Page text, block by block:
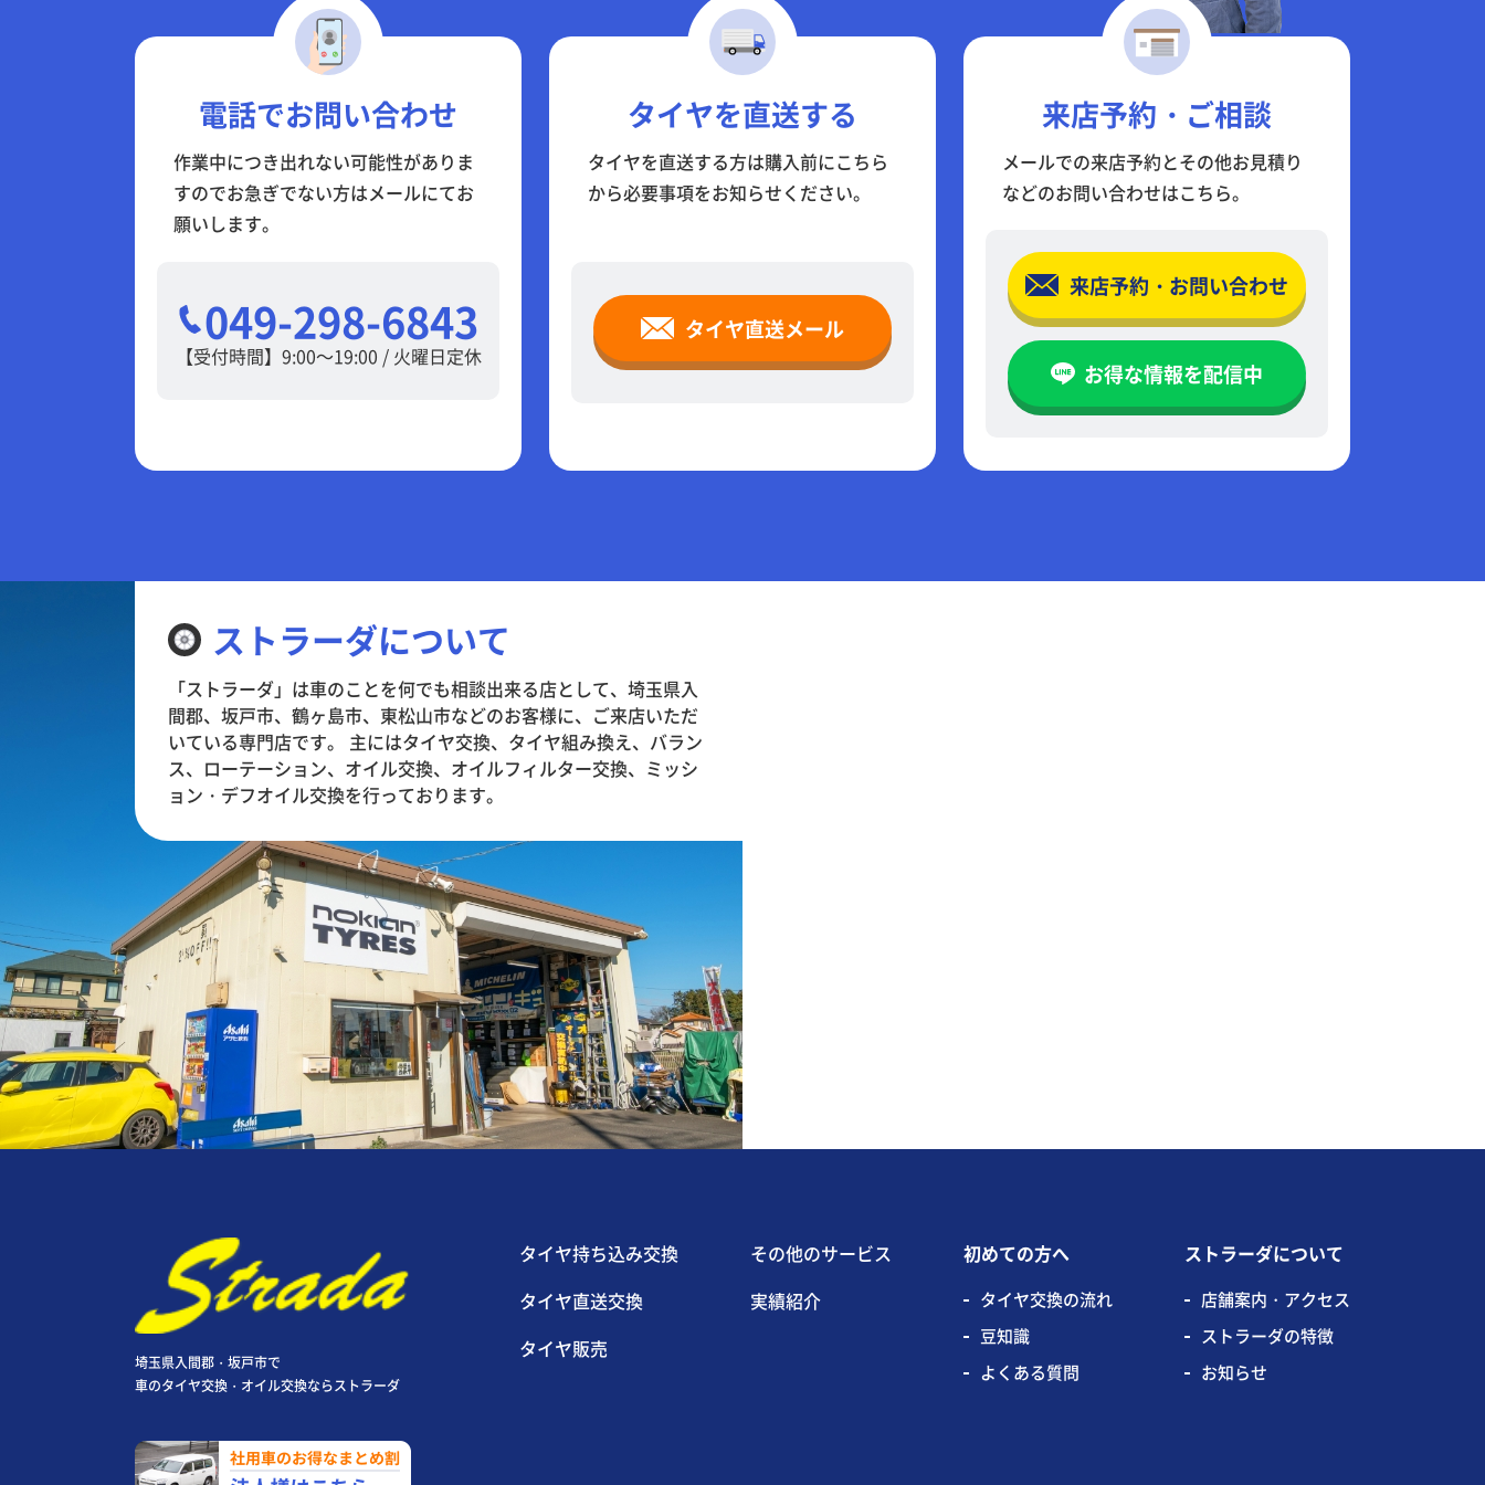
電話でお問い合わせ
作業中につき出れない可能性がありま
すのでお急ぎでない方はメールにてお
願いします。
049-298-6843
【受付時間】9:00～19:00 / 火曜日定休
タイヤを直送する
タイヤを直送する方は購入前にこちら
から必要事項をお知らせください。
タイヤ直送メール
来店予約・ご相談
メールでの来店予約とその他お見積り
などのお問い合わせはこちら。
来店予約・お問い合わせ
お得な情報を配信中
ストラーダについて
「ストラーダ」は車のことを何でも相談出来る店として、埼玉県入
間郡、坂戸市、鶴ヶ島市、東松山市などのお客様に、ご来店いただ
いている専門店です。 主にはタイヤ交換、タイヤ組み換え、バラン
ス、ローテーション、オイル交換、オイルフィルター交換、ミッシ
ョン・デフオイル交換を行っております。
埼玉県入間郡・坂戸市で
車のタイヤ交換・オイル交換ならストラーダ
タイヤ持ち込み交換
タイヤ直送交換
タイヤ販売
その他のサービス
実績紹介
初めての方へ
タイヤ交換の流れ
豆知識
よくある質問
ストラーダについて
店舗案内・アクセス
ストラーダの特徴
お知らせ